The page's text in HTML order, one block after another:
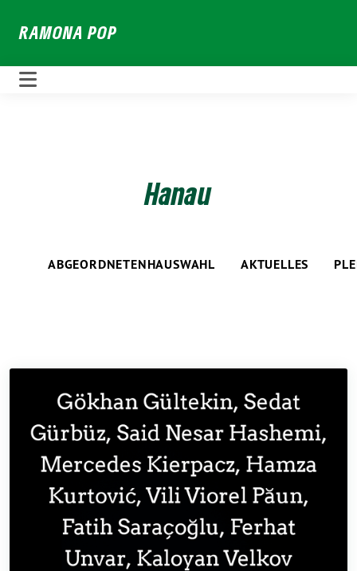
zumRAMONA POP
Hanau
ABGEORDNETENHAUSWAHL AKTUELLES